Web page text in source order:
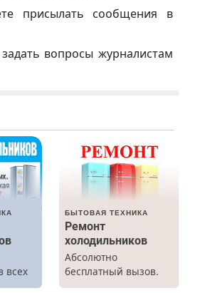
присылать сообщения в
вопросы журналистам
всех
БЫТОВАЯ ТЕХНИКА
Ремонт
холодильников
Абсолютно
бесплатный вызов.
Ремонт